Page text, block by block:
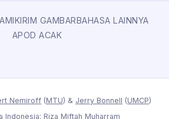
KIRIM GAMBARBAHASA LAINNYA
APOD ACAK
Nemiroff (MTU) & Jerry Bonnell (UMCP)
Indonesia: Riza Miftah Muharram